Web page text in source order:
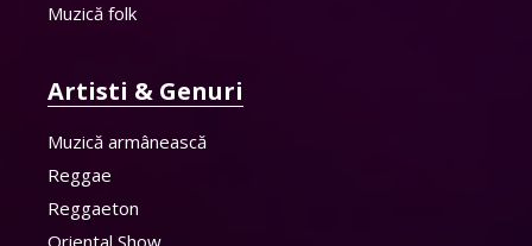
Muzică folk
Artisti & Genuri
Muzică armânească
Reggae
Reggaeton